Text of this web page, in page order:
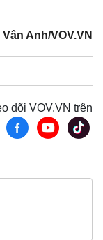
Vân Anh/VOV.VN
dõi VOV.VN trên